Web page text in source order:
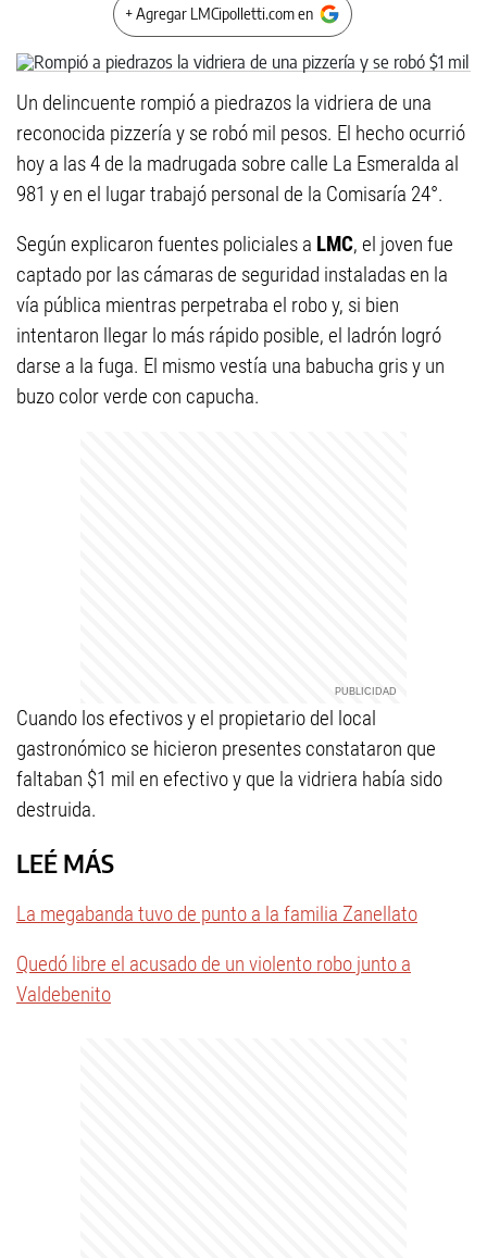
+ Agregar LMCipolletti.com en
Un delincuente rompió a piedrazos la vidriera de una
reconocida pizzería y se robó mil pesos. El hecho ocurrió
hoy a las 4 de la madrugada sobre calle La Esmeralda al
981 y en el lugar trabajó personal de la Comisaría 24°.
Según explicaron fuentes policiales a LMC, el joven fue
captado por las cámaras de seguridad instaladas en la
vía pública mientras perpetraba el robo y, si bien
intentaron llegar lo más rápido posible, el ladrón logró
darse a la fuga. El mismo vestía una babucha gris y un
buzo color verde con capucha.
Cuando los efectivos y el propietario del local
gastronómico se hicieron presentes constataron que
faltaban $1 mil en efectivo y que la vidriera había sido
destruida.
LEÉ MÁS
La megabanda tuvo de punto a la familia Zanellato
Quedó libre el acusado de un violento robo junto a
Valdebenito